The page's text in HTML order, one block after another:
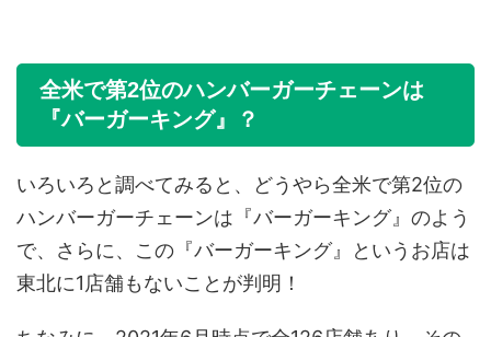
全米で第2位のハンバーガーチェーンは
『バーガーキング』？
いろいろと調べてみると、どうやら全米で第2位の
ハンバーガーチェーンは『バーガーキング』のよう
で、さらに、この『バーガーキング』というお店は
東北に1店舗もないことが判明！